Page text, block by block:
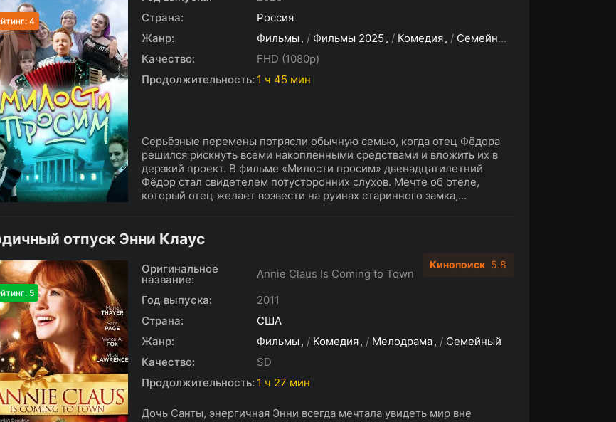
4
Страна:
Россия
Жанр:
Фильмы / Фильмы 2025 / Комедия / Семейный
Качество:
FHD (1080p)
Продолжительность: 1 ч 45 мин
Серьёзные перемены потрясли обычную семью, когда отец Фёдора
решился рискнуть всеми накопленными средствами и вложить их в
дерзкий проект. В фильме «Милости просим» двенадцатилетний
Фёдор стал свидетелем потусторонних слухов. Мечте об отеле,
который отец желает возвести на руинах старинного замка,...
отпуск Энни Клаус
5
Оригинальное
название:
Annie Claus Is Coming to Town
Год выпуска:
2011
Страна:
США
Жанр:
Фильмы / Комедия / Мелодрама / Семейный
Качество:
SD
Продолжительность: 1 ч 27 мин
Дочь Санты, энергичная Энни всегда мечтала увидеть мир вне
Кинопоиск 5.8